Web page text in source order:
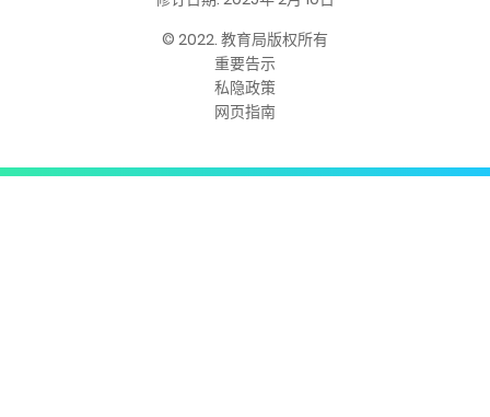
© 2022. 教育局版权所有
重要告示
私隐政策
网页指南